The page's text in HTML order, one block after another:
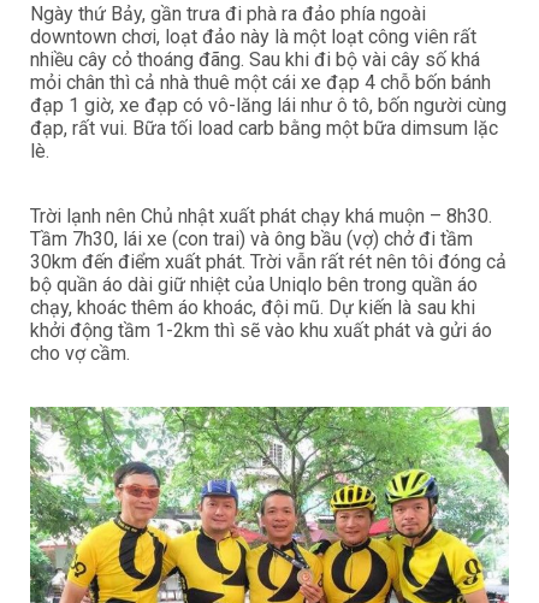
Ngày thứ Bảy, gần trưa đi phà ra đảo phía ngoài
downtown chơi, loạt đảo này là một loạt công viên rất
nhiều cây cỏ thoáng đãng. Sau khi đi bộ vài cây số khá
mỏi chân thì cả nhà thuê một cái xe đạp 4 chỗ bốn bánh
đạp 1 giờ, xe đạp có vô-lăng lái như ô tô, bốn người cùng
đạp, rất vui. Bữa tối load carb bằng một bữa dimsum lặc
lè.
Trời lạnh nên Chủ nhật xuất phát chạy khá muộn – 8h30.
Tầm 7h30, lái xe (con trai) và ông bầu (vợ) chở đi tầm
30km đến điểm xuất phát. Trời vẫn rất rét nên tôi đóng cả
bộ quần áo dài giữ nhiệt của Uniqlo bên trong quần áo
chạy, khoác thêm áo khoác, đội mũ. Dự kiến là sau khi
khởi động tầm 1-2km thì sẽ vào khu xuất phát và gửi áo
cho vợ cầm.